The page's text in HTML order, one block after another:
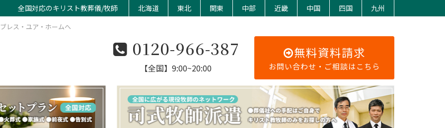
全国対応のキリスト教葬儀/牧師 北海道 東北 関東 中部 近畿 中国 四国 九州
レス・ユア・ホームへ
無料資料請求
お問い合わせ・ご相談はこちら
0120-966-387
【全国】9:00~20:00